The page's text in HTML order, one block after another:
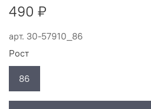
арт. 30-57910_86
490 ₽
Рост
86